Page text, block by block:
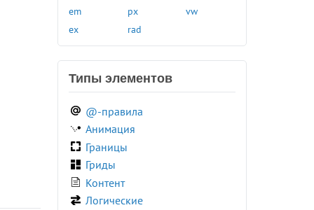
:nth-last-child()
:nth-last-of-type()
:nth-of-type()
:only-child
:only-of-type
:out-of-range
:paused
:picture-in-picture
:placeholder-shown
em
ex
px
rad
vw
Типы элементов
@-правила
Анимация
Границы
Гриды
Контент
Логические